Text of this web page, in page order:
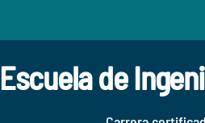
Escuela de